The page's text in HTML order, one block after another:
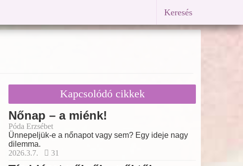
Keresés
Kapcsolódó cikkek
Nőnap – a miénk!
Póda Erzsébet
Ünnepeljük-e a nőnapot vagy sem? Egy ideje nagy
dilemma.
2026.3.7.
31